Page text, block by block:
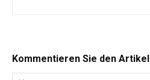
Kommentieren Sie den Artikel